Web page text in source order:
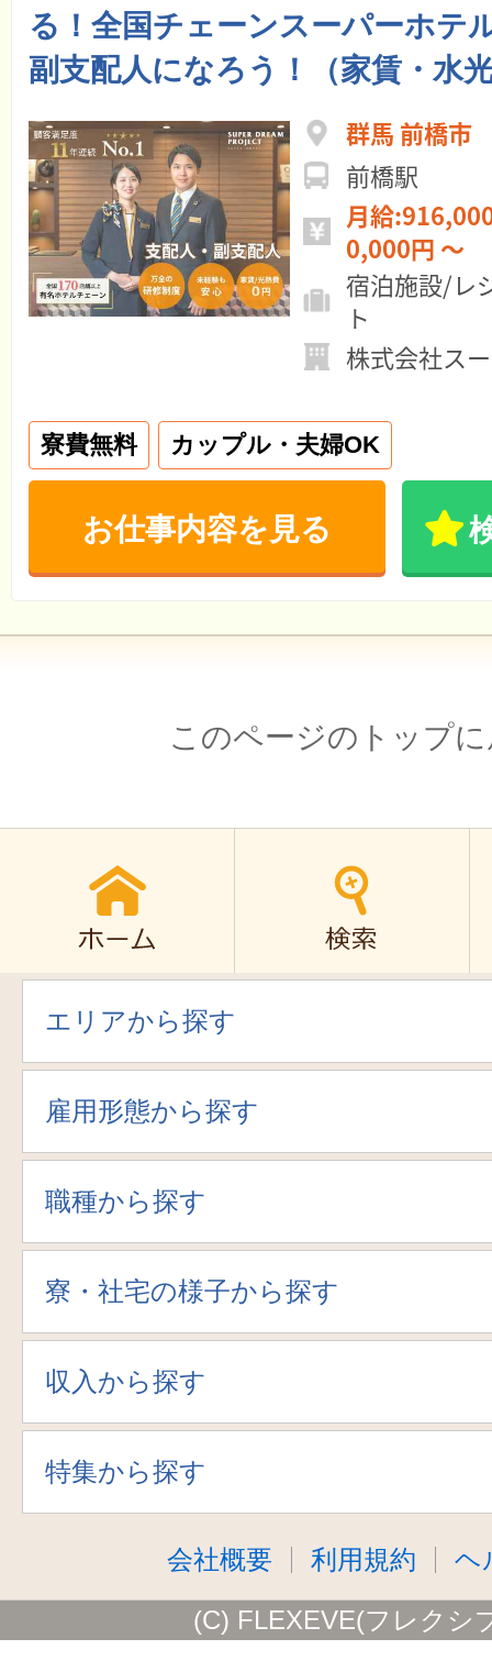
る！全国チェーンスーパーホテ
副支配人になろう！（家賃・水
群馬 前橋市
前橋駅
月給:916,000円 ～
0,000円 ～
宿泊施設/レ
ト
株式会社ス
寮費無料 カップル・夫婦OK
お仕事内容を見る
このページのトップ
エリアから探す
雇用形態から探す
職種から探す
寮・社宅の様子から探す
収入から探す
特集から探す
会社概要 利用規約 ヘ
(C) FLEXEVE(フレクシ